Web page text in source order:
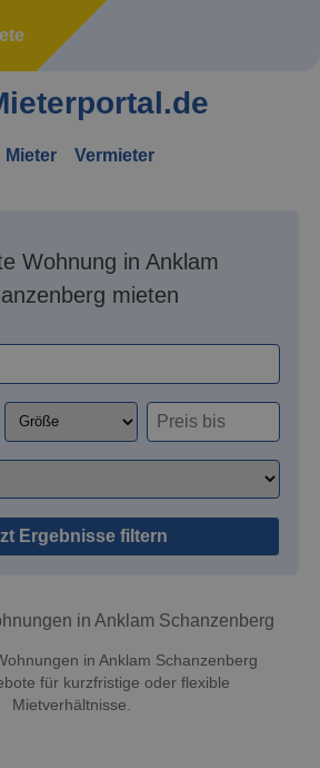
Mieter Vermieter
Wohnung in Anklam
mieten
Ergebnisse filtern
in Anklam Schanzenberg
in Anklam Schanzenberg
für kurzfristige oder flexible
Mietverhältnisse.